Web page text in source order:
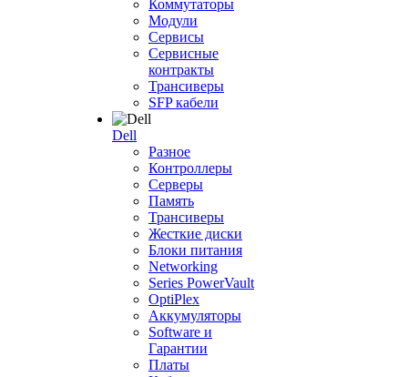
Коммутаторы
Модули
Сервисы
Сервисные
контракты
Трансиверы
SFP кабели
Dell
Разное
Контроллеры
Серверы
Память
Трансиверы
Жесткие диски
Блоки питания
Networking
Series PowerVault
OptiPlex
Аккумуляторы
Software и
Гарантии
Платы